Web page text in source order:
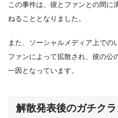
この事件は、彼とファンとの間に
ねることとなりました。
また、ソーシャルメディア上での
ファンによって拡散され、彼の公
一因となっています。
解散発表後のガチク